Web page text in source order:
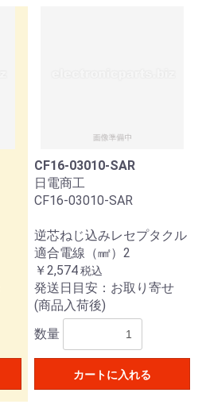
CF16-03010-SAR
日電商工
CF16-03010-SAR
逆芯ねじ込みレセプタクル
適合電線（㎟）2
￥2,574税込
発送日目安：お取り寄せ
(商品入荷後)
数量
カートに入れる